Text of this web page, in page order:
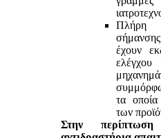
Πλήρη
έχουν
ελέγχου
τα οποία
των
Στην